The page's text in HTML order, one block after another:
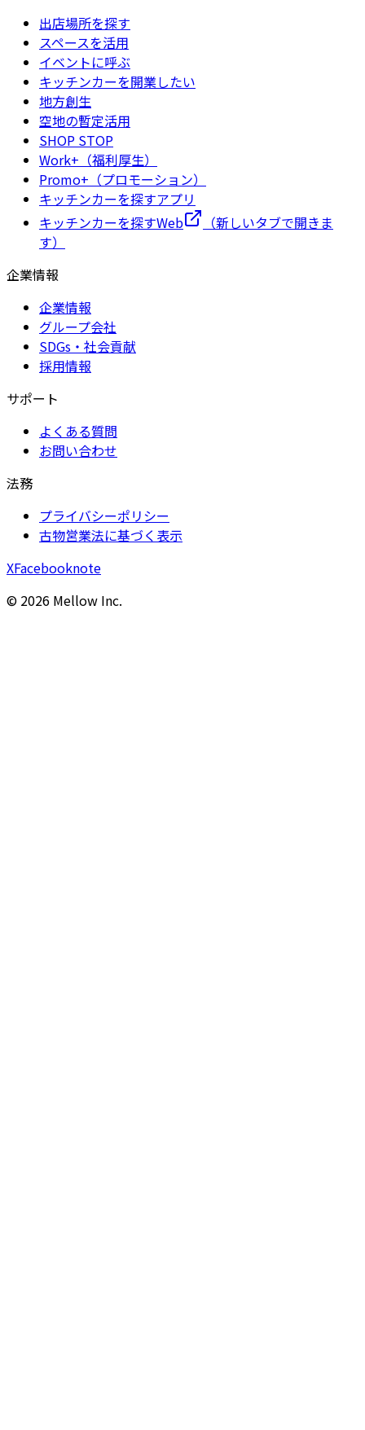
出店場所を探す
スペースを活用
イベントに呼ぶ
キッチンカーを開業したい
地方創生
空地の暫定活用
SHOP STOP
Work+（福利厚生）
Promo+（プロモーション）
キッチンカーを探すアプリ
キッチンカーを探すWeb
（新しいタブで開きま
す）
企業情報
企業情報
グループ会社
SDGs・社会貢献
採用情報
サポート
よくある質問
お問い合わせ
法務
プライバシーポリシー
古物営業法に基づく表示
XFacebooknote
© 2026 Mellow Inc.